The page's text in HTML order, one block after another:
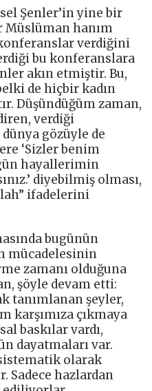
Şenler’in yine bir
Müslüman hanım
verdiğini
bu konferanslara
akın etmiştir. Bu,
de hiçbir kadın
Düşündüğüm zaman,
verdiği
gözüyle de
‘Sizler benim
hayallerimin
diyebilmiş olması,
ifadelerini
bugünün
mücadelesinin
zamanı olduğuna
şöyle devam etti:
tanımlanan şeyler,
karşımıza çıkmaya
baskılar vardı,
dayatmaları var.
olarak
Sadece hazlardan